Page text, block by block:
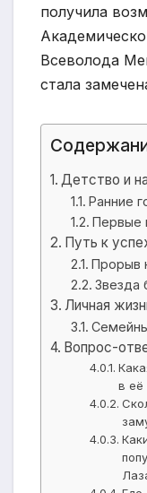
получила
Всеволода
стала
Детство и
Ранние
Первые
Путь к
Прорыв
Звезда
Личная
Вопрос-
в её